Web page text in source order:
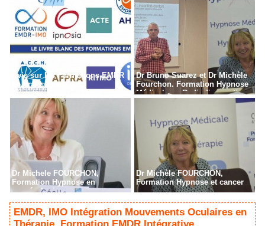
Avis sur les Formations EMDR
en France
Dr Bruno Suarez et Dr Michèle
Fourchon. Formation Hypnose
Médicale en Radiodiagnostic,
Dr Michele FOURCHON,
Formation Hypnose en
cancérologie
Dr Michèle FOURCHON,
Formation Hypnose et cancer
EMDR, IMO Intégration Mouvements Oculaires en